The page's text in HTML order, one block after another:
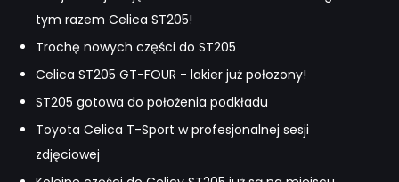
tym razem Celica ST205!
Trochę nowych części do ST205
Celica ST205 GT-FOUR - lakier już połozony!
ST205 gotowa do położenia podkładu
Toyota Celica T-Sport w profesjonalnej sesji
zdjęciowej